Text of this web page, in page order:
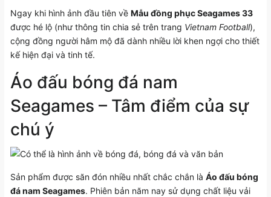
Ngay khi hình ảnh đầu tiên về Mẫu đồng phục Seagames 33
được hé lộ (như thông tin chia sẻ trên trang Vietnam Football),
cộng đồng người hâm mộ đã dành nhiều lời khen ngợi cho thiết
kế hiện đại và tinh tế.
Áo đấu bóng đá nam
Seagames – Tâm điểm của sự
chú ý
Sản phẩm được săn đón nhiều nhất chắc chắn là Áo đấu bóng
đá nam Seagames. Phiên bản năm nay sử dụng chất liệu vải